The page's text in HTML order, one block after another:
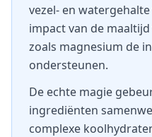
vezel- en
impact van de
zoals magnesium de
ondersteunen.
De echte magie
ingrediënten
complexe